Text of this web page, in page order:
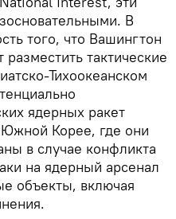
В
того, что Вашингтон
тактические
Тихоокеанском
ядерных ракет
Корее, где они
в случае конфликта
на ядерный арсенал
объекты, включая